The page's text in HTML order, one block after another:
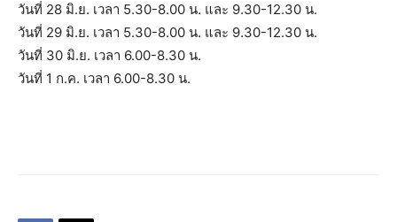
วันที่ 28 มิ.ย. เวลา 5.30-8.00 น. และ 9.30-12.30 น.
วันที่ 29 มิ.ย. เวลา 5.30-8.00 น. และ 9.30-12.30 น.
วันที่ 30 มิ.ย. เวลา 6.00-8.30 น.
วันที่ 1 ก.ค. เวลา 6.00-8.30 น.